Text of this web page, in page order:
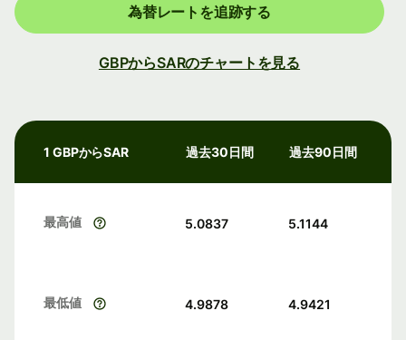
為替レートを追跡する
GBPからSARのチャートを見る
1 GBPからSAR 過去30日間 過去90日間
最高値 5.0837 5.1144
最低値 4.9878 4.9421